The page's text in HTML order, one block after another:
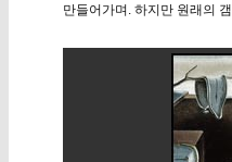
만들어가며. 하지만 원래의